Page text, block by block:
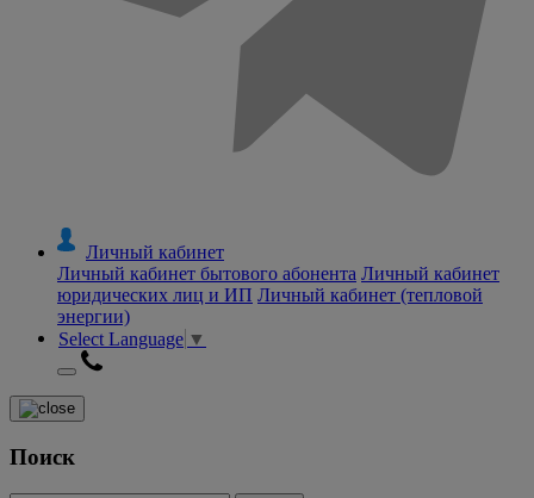
Личный кабинет
Личный кабинет бытового абонента Личный кабинет
юридических лиц и ИП Личный кабинет (тепловой
энергии)
Select Language ▼
Поиск